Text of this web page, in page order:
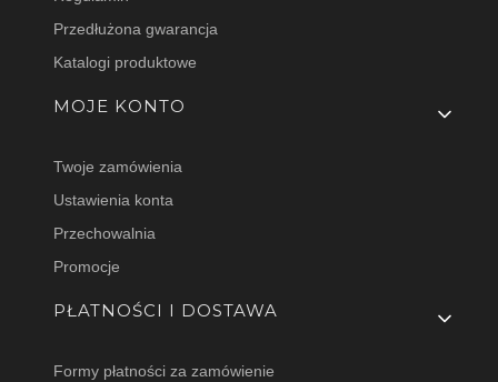
Przedłużona gwarancja
Katalogi produktowe
MOJE KONTO
Twoje zamówienia
Ustawienia konta
Przechowalnia
Promocje
PŁATNOŚCI I DOSTAWA
Formy płatności za zamówienie